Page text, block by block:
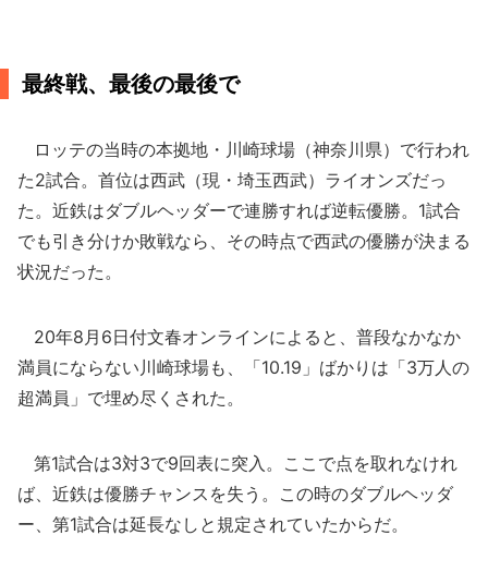
最終戦、最後の最後で
ロッテの当時の本拠地・川崎球場（神奈川県）で行われ
た2試合。首位は西武（現・埼玉西武）ライオンズだっ
た。近鉄はダブルヘッダーで連勝すれば逆転優勝。1試合
でも引き分けか敗戦なら、その時点で西武の優勝が決まる
状況だった。
20年8月6日付文春オンラインによると、普段なかなか
満員にならない川崎球場も、「10.19」ばかりは「3万人の
超満員」で埋め尽くされた。
第1試合は3対3で9回表に突入。ここで点を取れなけれ
ば、近鉄は優勝チャンスを失う。この時のダブルヘッダ
ー、第1試合は延長なしと規定されていたからだ。